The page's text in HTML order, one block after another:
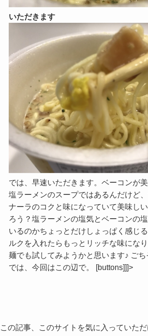
いただきます
では、早速いただきます。ベーコンが美
塩ラーメンのスープではあるんだけど
ナーラのコクと味になっていて美味し
ろう？塩ラーメンの塩気とベーコンの
いるのかちょっとだけしょっぱく感じ
ルクを入れたらもっとリッチな味にな
麺でも試してみようかと思います♪ ごち
では、今回はこの辺で。 [buttons]]]>
この記事、このサイトを気に入っていた